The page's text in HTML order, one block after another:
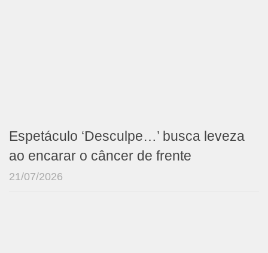
Espetáculo ‘Desculpe…’ busca leveza
ao encarar o câncer de frente
21/07/2026